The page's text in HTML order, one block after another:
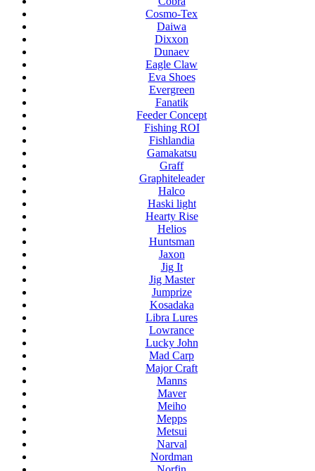
Cosmo-Tex
Daiwa
Dixxon
Dunaev
Eagle Claw
Eva Shoes
Evergreen
Fanatik
Feeder Concept
Fishing ROI
Fishlandia
Gamakatsu
Graff
Graphiteleader
Halco
Haski light
Hearty Rise
Helios
Huntsman
Jaxon
Jig It
Jig Master
Jumprize
Kosadaka
Libra Lures
Lowrance
Lucky John
Mad Carp
Major Craft
Manns
Maver
Meiho
Mepps
Metsui
Narval
Nordman